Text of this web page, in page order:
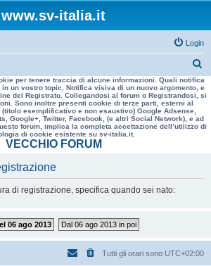
www.sv-italia.it
Login
e
r
a
per tenere traccia di alcune informazioni. Quali notifica
un vostro topic, Notifica visiva di un nuovo argomento, e
del Registrato. Collegandosi al forum o Registrandosi, si
Sono inoltre presenti cookie di terze parti, esterni al
esemplificativo e non esaustivo) Google Adsense,
Google+, Twitter, Facebook, (e altri Social Network), e ad
forum, implica la completa accettazione dell’utilizzo di
di cookie esistente su sv-italia.it.
VECCHIO FORUM
di registrazione, specifica quando sei nato:
06 ago 2013 Dal 06 ago 2013 in poi
Tutti gli orari sono UTC+02:00